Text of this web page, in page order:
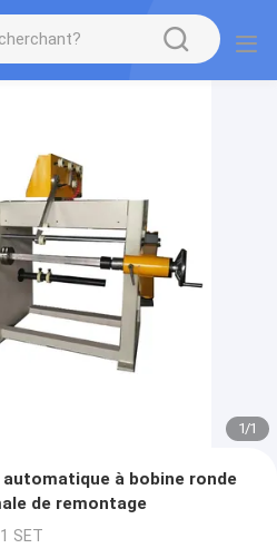
1/1
à bobine ronde
de remontage
SET